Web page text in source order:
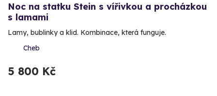
Noc na statku Stein s vířivkou a procházkou
s lamami
Lamy, bublinky a klid. Kombinace, která funguje.
Cheb
5 800 Kč